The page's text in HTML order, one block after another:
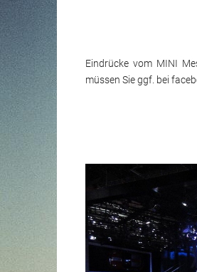
Eindrücke vom MINI
müssen Sie ggf. bei